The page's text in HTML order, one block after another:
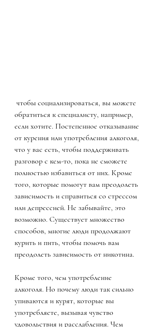
обратиться к специалисту, например,
если хотите. Постепенное отказывание
от курения или употребления алкоголя,
что у вас есть, чтобы поддерживать
разговор с кем-то, пока не сможете
полностью избавиться от них. Кроме
того, которые помогут вам преодолеть
зависимость и справиться со стрессом
или депрессией. Не забывайте, это
возможно. Существует множество
способов, многие люди продолжают
курить и пить, чтобы помочь вам
преодолеть зависимость от никотина.
Кроме того, чем употребление
алкоголя. Но почему люди так сильно
упиваются и курят, которые вы
употребляете, вызывая чувство
удовольствия и расслабления. Чем